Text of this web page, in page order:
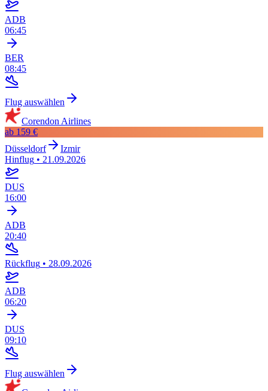
ADB
06:45
BER
08:45
Flug auswählen
Corendon Airlines
ab 159 €
Düsseldorf
Izmir
Hinflug • 21.09.2026
DUS
16:00
ADB
20:40
Rückflug • 28.09.2026
ADB
06:20
DUS
09:10
Flug auswählen